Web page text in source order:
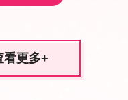
看更多+